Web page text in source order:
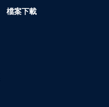
檔案下載